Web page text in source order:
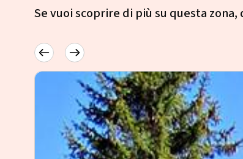
Se vuoi scoprire di più su questa